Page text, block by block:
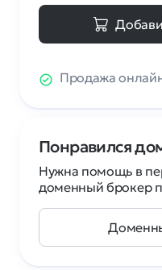
Продажа
Понравился
Нужна помощь в
доменный брокер